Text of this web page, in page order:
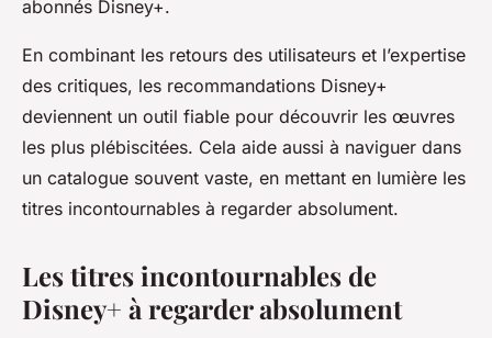
abonnés Disney+.
En combinant les retours des utilisateurs et l’expertise
des critiques, les recommandations Disney+
deviennent un outil fiable pour découvrir les œuvres
les plus plébiscitées. Cela aide aussi à naviguer dans
un catalogue souvent vaste, en mettant en lumière les
titres incontournables à regarder absolument.
Les titres incontournables de
Disney+ à regarder absolument